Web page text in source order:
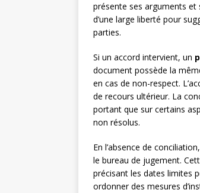
présente ses arguments et
d’une large liberté pour
parties.
Si un accord intervient, un
document possède la
en cas de non-respect.
de recours ultérieur. La
portant que sur certains
non résolus.
En l’absence de
le bureau de jugement.
précisant les dates limites
ordonner des mesures